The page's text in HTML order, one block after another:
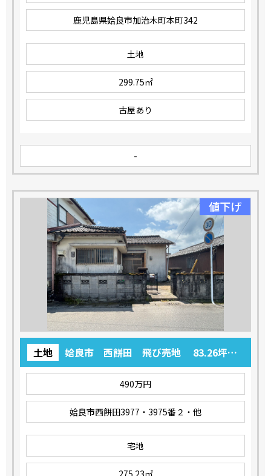
鹿児島県姶良市加治木町本町342
土地
299.75㎡
古屋あり
-
値下げ
土地
姶良市 西餅田 飛び売地 83.26坪
490万円
490万円
姶良市西餅田3977・3975番２・他
宅地
275.23㎡